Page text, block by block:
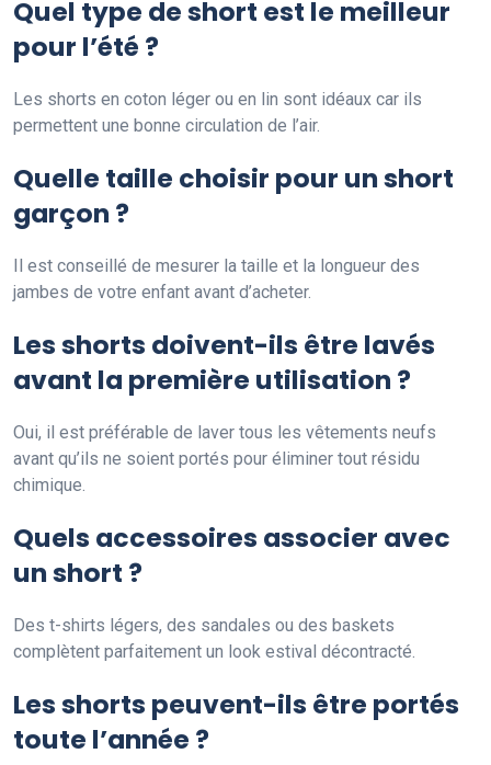
Quel type de short est le meilleur
pour l’été ?
Les shorts en coton léger ou en lin sont idéaux car ils
permettent une bonne circulation de l’air.
Quelle taille choisir pour un short
garçon ?
Il est conseillé de mesurer la taille et la longueur des
jambes de votre enfant avant d’acheter.
Les shorts doivent-ils être lavés
avant la première utilisation ?
Oui, il est préférable de laver tous les vêtements neufs
avant qu’ils ne soient portés pour éliminer tout résidu
chimique.
Quels accessoires associer avec
un short ?
Des t-shirts légers, des sandales ou des baskets
complètent parfaitement un look estival décontracté.
Les shorts peuvent-ils être portés
toute l’année ?